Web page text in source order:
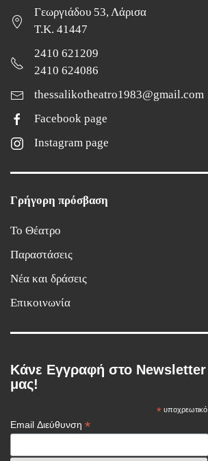
Γεωργιάδου 53, Λάρισα
Τ.Κ. 41447
2410 621209
2410 624086
thessalikotheatro1983@gmail.com
Facebook page
Instagram page
Γρήγορη πρόσβαση
Το Θέατρο
Παραστάσεις
Νέα και δράσεις
Επικοινωνία
Κάνε Εγγραφή στο Newsletter
μας!
* υποχρεωτικό
Email Διεύθυνση *